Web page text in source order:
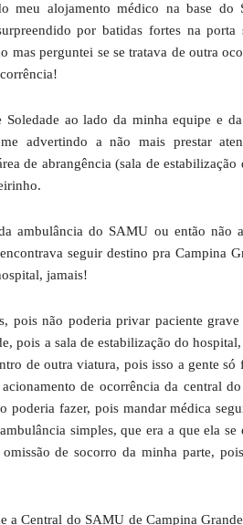
meu alojamento médico na base do
por batidas fortes na porta
mas perguntei se se tratava de outra
ao lado da minha equipe e
advertindo a não mais prestar
de abrangência (sala de estabilização
ambulância do SAMU ou então não
seguir destino pra Campina
jamais!
pois não poderia privar paciente
pois a sala de estabilização do
de outra viatura, pois isso a gente só
de ocorrência da central
poderia fazer, pois mandar médica
simples, que era a que ela se
de socorro da minha parte,
a Central do SAMU de Campina